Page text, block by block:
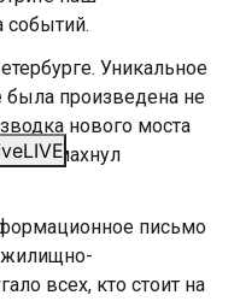
LIVE
событий.
Уникальное
произведена не
нового моста
взмахнул
письмо
жилищно-
всех, кто стоит на